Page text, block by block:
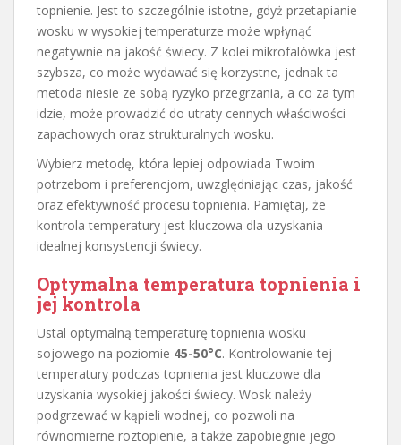
topnienie. Jest to szczególnie istotne, gdyż przetapianie
wosku w wysokiej temperaturze może wpłynąć
negatywnie na jakość świecy. Z kolei mikrofalówka jest
szybsza, co może wydawać się korzystne, jednak ta
metoda niesie ze sobą ryzyko przegrzania, a co za tym
idzie, może prowadzić do utraty cennych właściwości
zapachowych oraz strukturalnych wosku.
Wybierz metodę, która lepiej odpowiada Twoim
potrzebom i preferencjom, uwzględniając czas, jakość
oraz efektywność procesu topnienia. Pamiętaj, że
kontrola temperatury jest kluczowa dla uzyskania
idealnej konsystencji świecy.
Optymalna temperatura topnienia i
jej kontrola
Ustal optymalną temperaturę topnienia wosku
sojowego na poziomie 45-50°C. Kontrolowanie tej
temperatury podczas topnienia jest kluczowe dla
uzyskania wysokiej jakości świecy. Wosk należy
podgrzewać w kąpieli wodnej, co pozwoli na
równomierne roztopienie, a także zapobiegnie jego